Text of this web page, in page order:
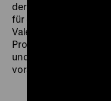
der Jahre 1940-44
für ein „Später“.
Valentin stellten sich
Propaganda. Sie
und mündete in
vorausweisende